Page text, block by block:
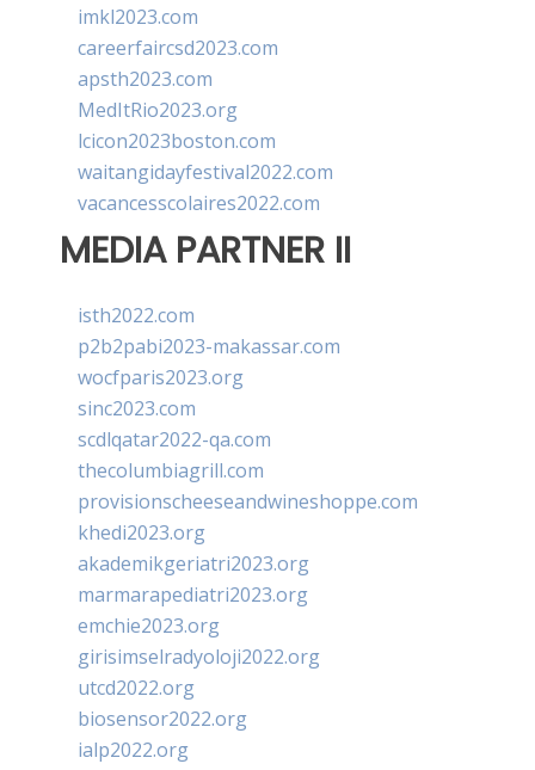
imkl2023.com
careerfaircsd2023.com
apsth2023.com
MedItRio2023.org
lcicon2023boston.com
waitangidayfestival2022.com
vacancesscolaires2022.com
MEDIA PARTNER II
isth2022.com
p2b2pabi2023-makassar.com
wocfparis2023.org
sinc2023.com
scdlqatar2022-qa.com
thecolumbiagrill.com
provisionscheeseandwineshoppe.com
khedi2023.org
akademikgeriatri2023.org
marmarapediatri2023.org
emchie2023.org
girisimselradyoloji2022.org
utcd2022.org
biosensor2022.org
ialp2022.org